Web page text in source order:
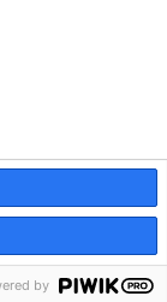
für
Bayern
by